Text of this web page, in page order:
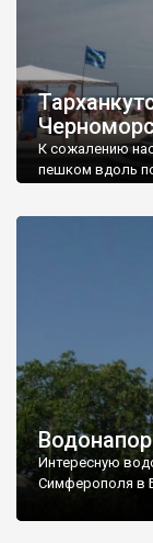
К сожалению
пешком вдоль
Интересную
Симферополя в